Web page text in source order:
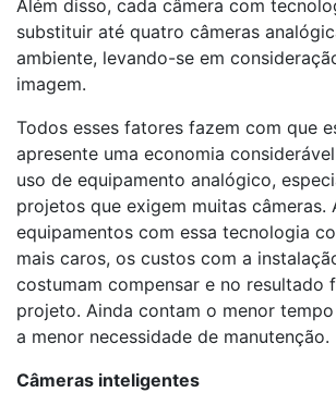
Além disso, cada câmera com
substituir até quatro câmeras
ambiente, levando-se em
imagem.
Todos esses fatores fazem com que
apresente uma economia
uso de equipamento analógico,
projetos que exigem muitas câmeras.
equipamentos com essa tecnologia
mais caros, os custos com a
costumam compensar e no resultado
projeto. Ainda contam o menor
a menor necessidade de manutenção.
Câmeras inteligentes